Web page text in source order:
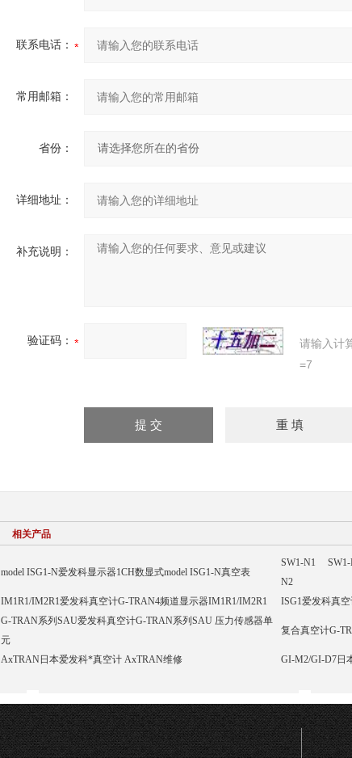
联系电话：
常用邮箱：
省份：
详细地址：
补充说明：
验证码：
请输入计
=7
相关产品
model ISG1-N爱发科显示器1CH数显式model ISG1-N真空表
SW1-N1 SW1-
N2
IM1R1/IM2R1爱发科真空计G-TRAN4频道显示器IM1R1/IM2R1
ISG1爱发科真
G-TRAN系列SAU爱发科真空计G-TRAN系列SAU 压力传感器单
元
复合真空计G-
AxTRAN日本爱发科*真空计 AxTRAN维修 GI-M2/GI-D7日